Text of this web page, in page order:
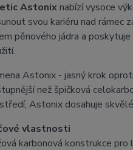
Astonixnabízí vysoce
svou kariéru nad rámec
pěnového jádra a
Astonix - jasný krok
než špičková
Astonix dosahuje
vlastnosti
karbonová konstrukce